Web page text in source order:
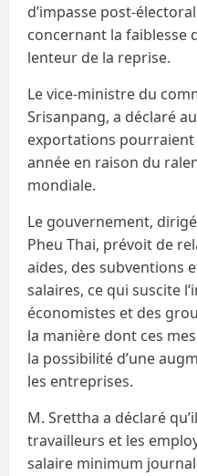
d’impasse post-
concernant la faiblesse
lenteur de la reprise.
Le vice-ministre du
Srisanpang, a déclaré
exportations pourraient
année en raison du
mondiale.
Le gouvernement,
Pheu Thai, prévoit de
aides, des subventions
salaires, ce qui suscite
économistes et des
la manière dont ces
la possibilité d’une
les entreprises.
M. Srettha a déclaré
travailleurs et les
salaire minimum